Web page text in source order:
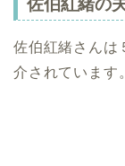
佐伯紅緒さんは
介されています。